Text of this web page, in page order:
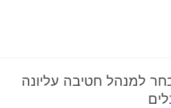
למנהל חטיבה עליונה